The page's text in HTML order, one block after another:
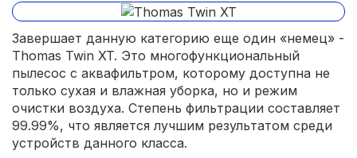
Завершает данную категорию еще один «немец» -
Thomas Twin XT. Это многофункциональный
пылесос с аквафильтром, которому доступна не
только сухая и влажная уборка, но и режим
очистки воздуха. Степень фильтрации составляет
99.99%, что является лучшим результатом среди
устройств данного класса.